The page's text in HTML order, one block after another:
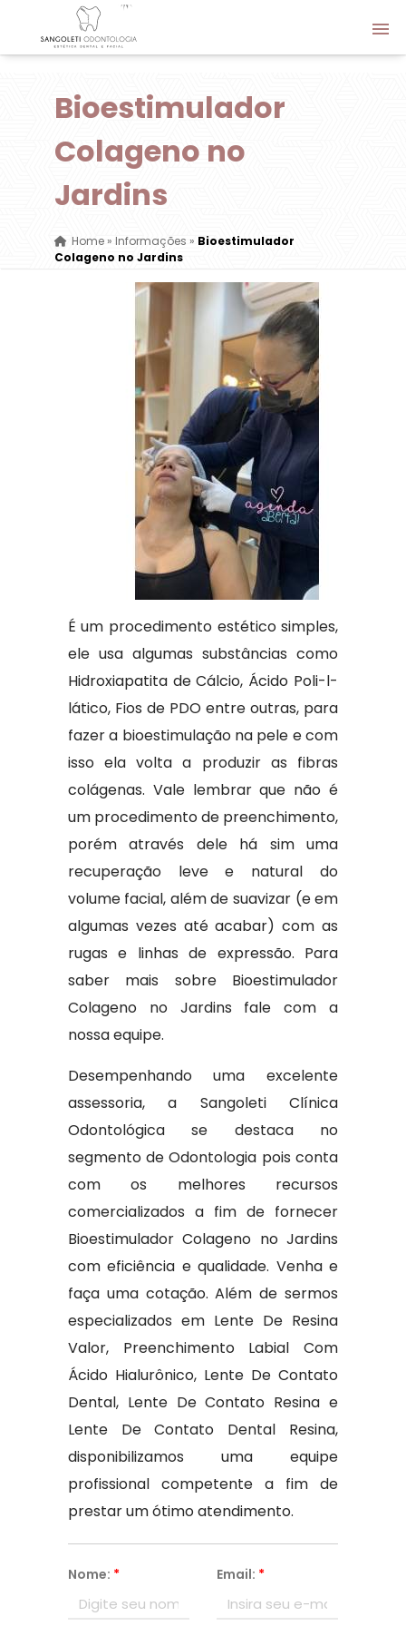
Bioestimulador
Colageno no
Jardins
Home» Informações » Bioestimulador
Colageno no Jardins
É um procedimento estético simples,
ele usa algumas substâncias como
Hidroxiapatita de Cálcio, Ácido Poli-l-
lático, Fios de PDO entre outras, para
fazer a bioestimulação na pele e com
isso ela volta a produzir as fibras
colágenas. Vale lembrar que não é
um procedimento de preenchimento,
porém através dele há sim uma
recuperação leve e natural do
volume facial, além de suavizar (e em
algumas vezes até acabar) com as
rugas e linhas de expressão. Para
saber mais sobre Bioestimulador
Colageno no Jardins fale com a
nossa equipe.
Desempenhando uma excelente
assessoria, a Sangoleti Clínica
Odontológica se destaca no
segmento de Odontologia pois conta
com os melhores recursos
comercializados a fim de fornecer
Bioestimulador Colageno no Jardins
com eficiência e qualidade. Venha e
faça uma cotação. Além de sermos
especializados em Lente De Resina
Valor, Preenchimento Labial Com
Ácido Hialurônico, Lente De Contato
Dental, Lente De Contato Resina e
Lente De Contato Dental Resina,
disponibilizamos uma equipe
profissional competente a fim de
prestar um ótimo atendimento.
Nome: * Email: *